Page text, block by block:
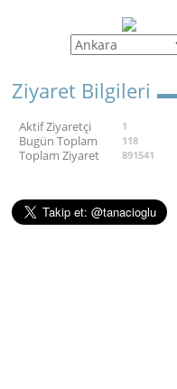
Ziyaret Bilgileri
Aktif Ziyaretçi 1
Bugün Toplam 118
Toplam Ziyaret 891541